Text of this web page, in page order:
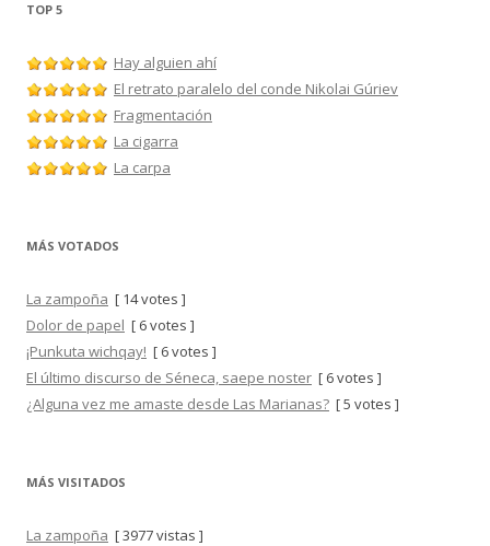
TOP 5
Hay alguien ahí
El retrato paralelo del conde Nikolai Gúriev
Fragmentación
La cigarra
La carpa
MÁS VOTADOS
La zampoña [ 14 votes ]
Dolor de papel [ 6 votes ]
¡Punkuta wichqay! [ 6 votes ]
El último discurso de Séneca, saepe noster [ 6 votes ]
¿Alguna vez me amaste desde Las Marianas? [ 5 votes ]
MÁS VISITADOS
La zampoña [ 3977 vistas ]